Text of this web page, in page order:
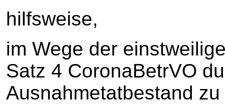
hilfsweise,
im Wege der
Satz 4 CoronaBetrVO
Ausnahmetatbestand